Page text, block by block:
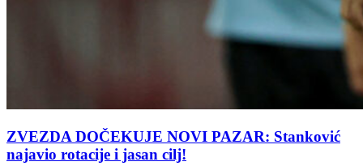
ZVEZDA DOČEKUJE NOVI PAZAR: Stanković
najavio rotacije i jasan cilj!